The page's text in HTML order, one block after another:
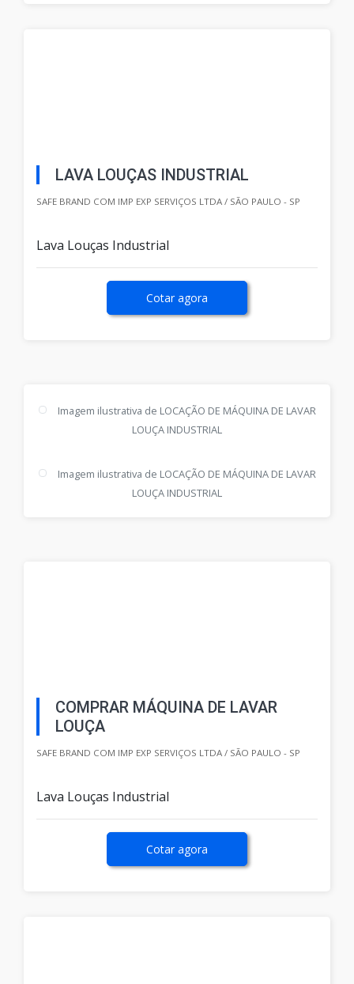
LAVA LOUÇAS INDUSTRIAL
SAFE BRAND COM IMP EXP SERVIÇOS LTDA / SÃO PAULO - SP
Lava Louças Industrial
Cotar agora
Imagem ilustrativa de LOCAÇÃO DE MÁQUINA DE LAVAR
LOUÇA INDUSTRIAL
Imagem ilustrativa de LOCAÇÃO DE MÁQUINA DE LAVAR
LOUÇA INDUSTRIAL
COMPRAR MÁQUINA DE LAVAR
LOUÇA
SAFE BRAND COM IMP EXP SERVIÇOS LTDA / SÃO PAULO - SP
Lava Louças Industrial
Cotar agora